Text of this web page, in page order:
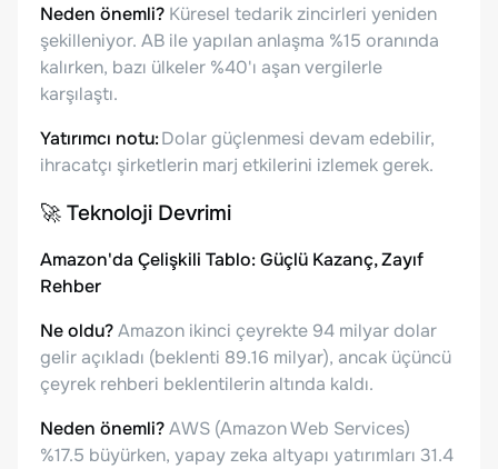
Neden önemli? Küresel tedarik zincirleri yeniden
şekilleniyor. AB ile yapılan anlaşma %15 oranında
kalırken, bazı ülkeler %40'ı aşan vergilerle
karşılaştı.
Yatırımcı notu:Dolar güçlenmesi devam edebilir,
ihracatçı şirketlerin marj etkilerini izlemek gerek.
🚀 Teknoloji Devrimi
Amazon'da Çelişkili Tablo: Güçlü Kazanç, Zayıf
Rehber
Ne oldu?Amazon ikinci çeyrekte 94 milyar dolar
gelir açıkladı (beklenti 89.16 milyar), ancak üçüncü
çeyrek rehberi beklentilerin altında kaldı.
Neden önemli?AWS (Amazon Web Services)
%17.5 büyürken, yapay zeka altyapı yatırımları 31.4